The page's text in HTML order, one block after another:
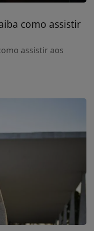
como assistir
assistir aos